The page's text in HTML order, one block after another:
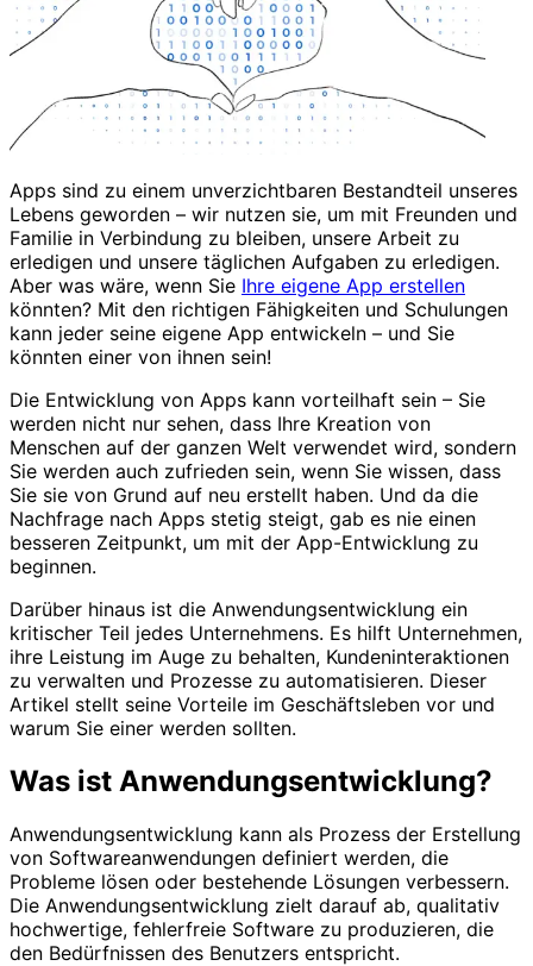
Apps sind zu einem unverzichtbaren Bestandteil unseres
Lebens geworden – wir nutzen sie, um mit Freunden und
Familie in Verbindung zu bleiben, unsere Arbeit zu
erledigen und unsere täglichen Aufgaben zu erledigen.
Aber was wäre, wenn Sie Ihre eigene App erstellen
könnten? Mit den richtigen Fähigkeiten und Schulungen
kann jeder seine eigene App entwickeln – und Sie
könnten einer von ihnen sein!
Die Entwicklung von Apps kann vorteilhaft sein – Sie
werden nicht nur sehen, dass Ihre Kreation von
Menschen auf der ganzen Welt verwendet wird, sondern
Sie werden auch zufrieden sein, wenn Sie wissen, dass
Sie sie von Grund auf neu erstellt haben. Und da die
Nachfrage nach Apps stetig steigt, gab es nie einen
besseren Zeitpunkt, um mit der App-Entwicklung zu
beginnen.
Darüber hinaus ist die Anwendungsentwicklung ein
kritischer Teil jedes Unternehmens. Es hilft Unternehmen,
ihre Leistung im Auge zu behalten, Kundeninteraktionen
zu verwalten und Prozesse zu automatisieren. Dieser
Artikel stellt seine Vorteile im Geschäftsleben vor und
warum Sie einer werden sollten.
Was ist Anwendungsentwicklung?
Anwendungsentwicklung kann als Prozess der Erstellung
von Softwareanwendungen definiert werden, die
Probleme lösen oder bestehende Lösungen verbessern.
Die Anwendungsentwicklung zielt darauf ab, qualitativ
hochwertige, fehlerfreie Software zu produzieren, die
den Bedürfnissen des Benutzers entspricht.